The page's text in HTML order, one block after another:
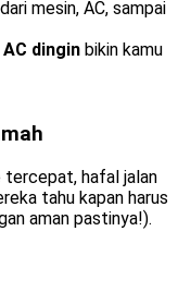
mesin, AC, sampai
dingin bikin kamu
tercepat, hafal jalan
tahu kapan harus
aman pastinya!).